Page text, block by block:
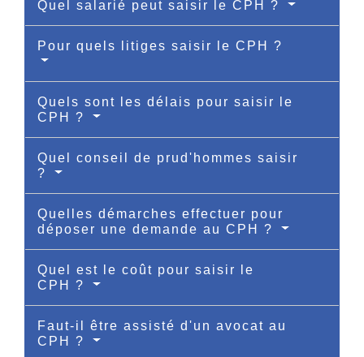
Quel salarié peut saisir le CPH ?
Pour quels litiges saisir le CPH ?
Quels sont les délais pour saisir le
CPH ?
Quel conseil de prud'hommes saisir
?
Quelles démarches effectuer pour
déposer une demande au CPH ?
Quel est le coût pour saisir le
CPH ?
Faut-il être assisté d'un avocat au
CPH ?